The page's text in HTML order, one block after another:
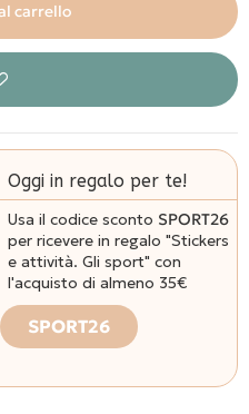
carrello
Oggi in regalo per te!
Usa il codice sconto SPORT26
per ricevere in regalo "Stickers
e attività. Gli sport" con
l'acquisto di almeno 35€
SPORT26